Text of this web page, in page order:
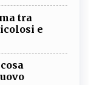
tra
e